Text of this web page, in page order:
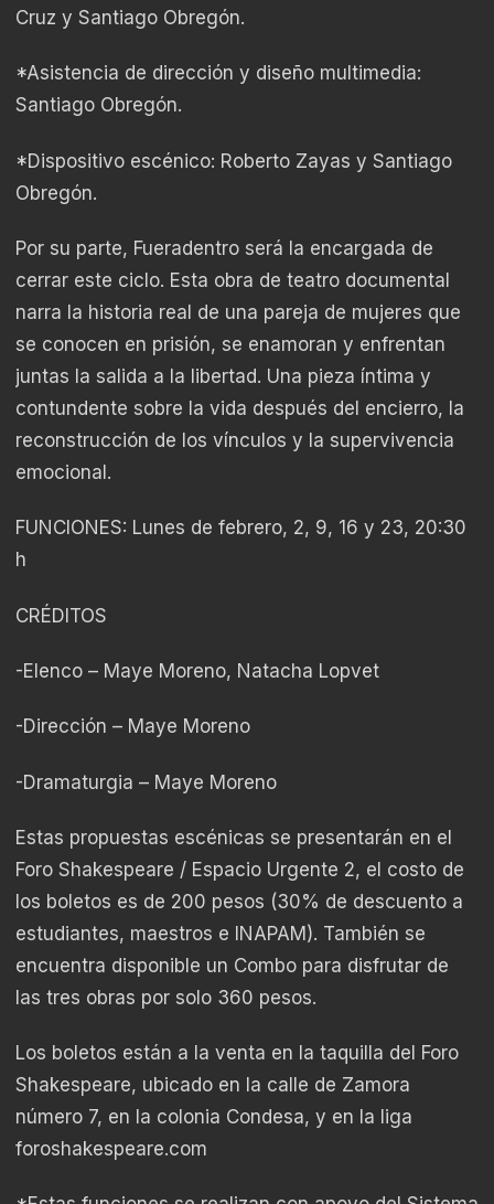
Cruz y Santiago Obregón.
*Asistencia de dirección y diseño multimedia:
Santiago Obregón.
*Dispositivo escénico: Roberto Zayas y Santiago
Obregón.
Por su parte, Fueradentro será la encargada de
cerrar este ciclo. Esta obra de teatro documental
narra la historia real de una pareja de mujeres que
se conocen en prisión, se enamoran y enfrentan
juntas la salida a la libertad. Una pieza íntima y
contundente sobre la vida después del encierro, la
reconstrucción de los vínculos y la supervivencia
emocional.
FUNCIONES: Lunes de febrero, 2, 9, 16 y 23, 20:30
h
CRÉDITOS
-Elenco – Maye Moreno, Natacha Lopvet
-Dirección – Maye Moreno
-Dramaturgia – Maye Moreno
Estas propuestas escénicas se presentarán en el
Foro Shakespeare / Espacio Urgente 2, el costo de
los boletos es de 200 pesos (30% de descuento a
estudiantes, maestros e INAPAM). También se
encuentra disponible un Combo para disfrutar de
las tres obras por solo 360 pesos.
Los boletos están a la venta en la taquilla del Foro
Shakespeare, ubicado en la calle de Zamora
número 7, en la colonia Condesa, y en la liga
foroshakespeare.com